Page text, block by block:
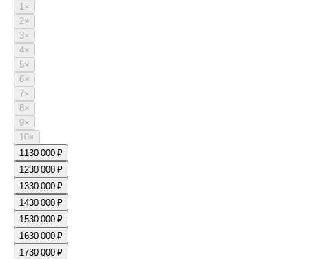
1×
2×
3×
4×
5×
6×
7×
8×
9×
10×
1130 000 ₽
1230 000 ₽
1330 000 ₽
1430 000 ₽
1530 000 ₽
1630 000 ₽
1730 000 ₽